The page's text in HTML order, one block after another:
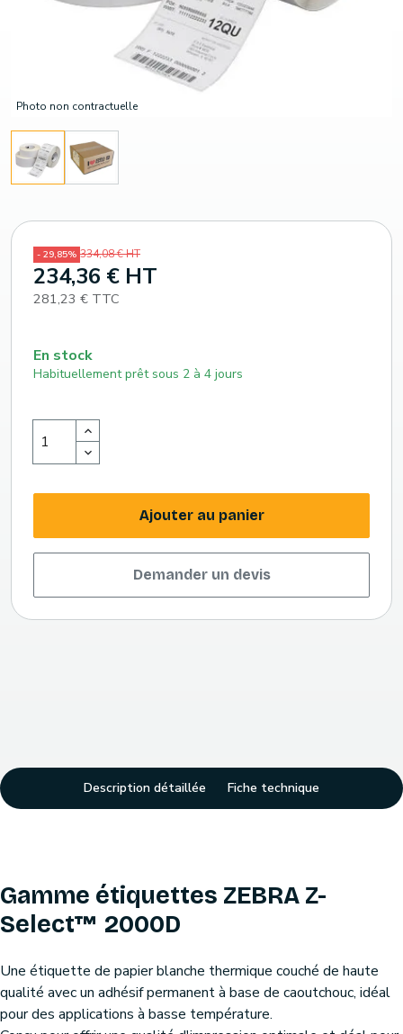
Photo non contractuelle
- 29,85% 334,08 € HT
234,36 € HT
281,23 € TTC
En stock
Habituellement prêt sous 2 à 4 jours
Ajouter au panier
Demander un devis
Description détaillée Fiche technique
Gamme étiquettes ZEBRA Z-
Select™ 2000D
Une étiquette de papier blanche thermique couché de haute
qualité avec un adhésif permanent à base de caoutchouc, idéal
pour des applications à basse température.